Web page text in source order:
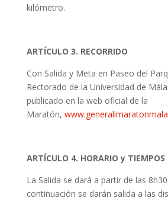
kilómetro.
ARTÍCULO 3. RECORRIDO
Con Salida y Meta en Paseo del
Rectorado de la Universidad de
publicado en la web oficial de la
Maratón,
ARTÍCULO 4. HORARIO y TIEMPOS
La Salida se dará a partir de las
continuación se darán salida a las